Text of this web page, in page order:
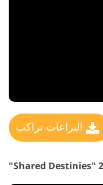
اليراعات تراكب